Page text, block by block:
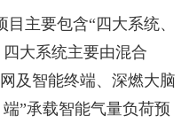
主要包含“四大系统、
大系统主要由混合
及智能终端、深燃大脑
”承载智能气量负荷预